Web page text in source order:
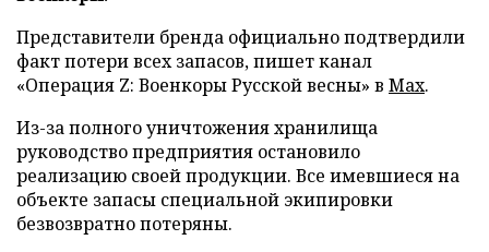
Представители бренда официально подтвердили
факт потери всех запасов, пишет канал
«Операция Z: Военкоры Русской весны» в Max.
Из-за полного уничтожения хранилища
руководство предприятия остановило
реализацию своей продукции. Все имевшиеся на
объекте запасы специальной экипировки
безвозвратно потеряны.